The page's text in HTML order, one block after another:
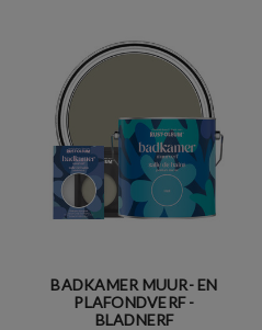
BADKAMER MUUR- EN
PLAFONDVERF -
BLADNERF